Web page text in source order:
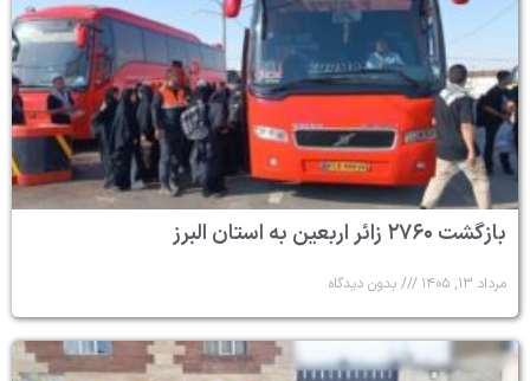
بازگشت ۲۷۶۰ زائر اربعین به استان البرز
مرداد ۱۳, ۱۴۰۵ بدون دیدگاه